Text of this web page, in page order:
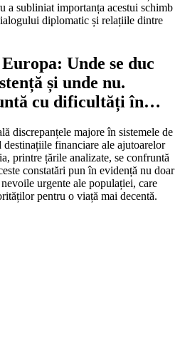
a subliniat importanța acestui schimb
diplomatic și relațiile dintre
Unde se duc
și unde nu.
cu dificultăți în…
discrepanțele majore în sistemele de
financiare ale ajutoarelor
printre țările analizate, se confruntă
constatări pun în evidență nu doar
urgente ale populației, care
pentru o viață mai decentă.